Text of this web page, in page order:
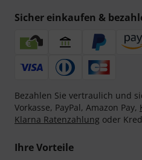
Sicher einkaufen &
Bezahlen Sie vertraulich und
Vorkasse, PayPal, Amazon Pay,
Klarna Ratenzahlung oder
Ihre Vorteile